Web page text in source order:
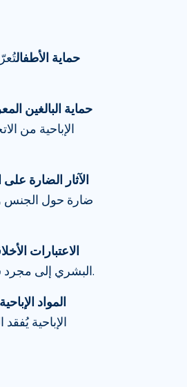
حماية الأطفال
حماية البالغين
الإباحية من
الآثار الضارة
ضارة حول الجنس
الاعتبارات
البشري إلى مجرد سلعة، ويُختزل الفعل الجنسي الحميم إلى مجرد تسلية جسدية.
المواد
الإباحية